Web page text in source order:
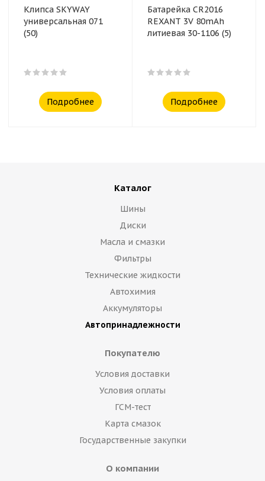
Клипса SKYWAY
универсальная 071
(50)
Подробнее
Батарейка CR2016
REXANT 3V 80mAh
литиевая 30-1106 (5)
Подробнее
Каталог
Шины
Диски
Масла и смазки
Фильтры
Технические жидкости
Автохимия
Аккумуляторы
Автопринадлежности
Покупателю
Условия доставки
Условия оплаты
ГСМ-тест
Карта смазок
Государственные закупки
О компании